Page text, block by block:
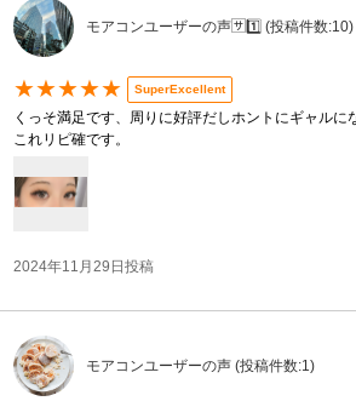
モアコンユーザーの声🈂️1️⃣ (投稿件数:10)
★★★★★ SuperExcellent
くっそ満足です、周りに好評だしホントにギャルに
これリピ確です。
2024年11月29日投稿
モアコンユーザーの声 (投稿件数:1)